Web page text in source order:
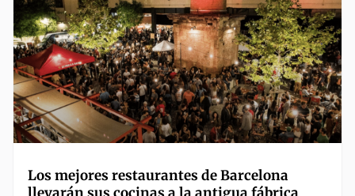
Los mejores restaurantes de Barcelona